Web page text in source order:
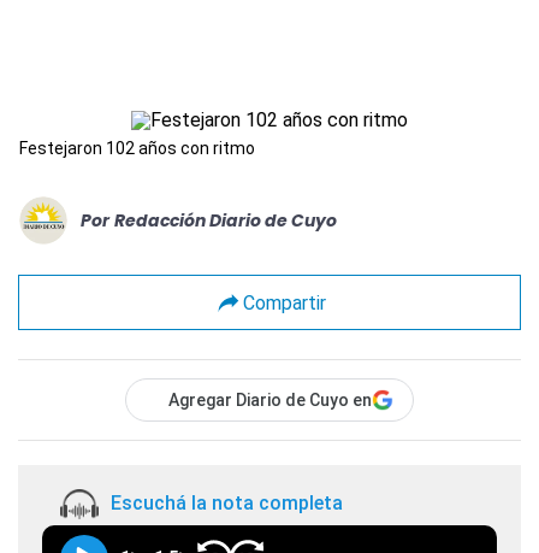
Festejaron 102 años con ritmo
Por Redacción Diario de Cuyo
Compartir
Agregar Diario de Cuyo en
Escuchá la nota completa